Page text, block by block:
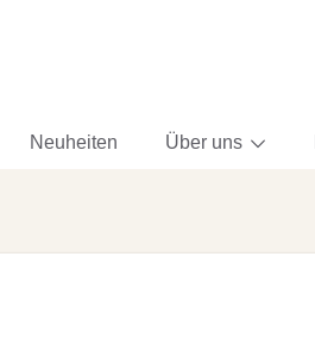
Neuheiten Über uns